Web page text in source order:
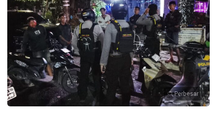
Perbesar